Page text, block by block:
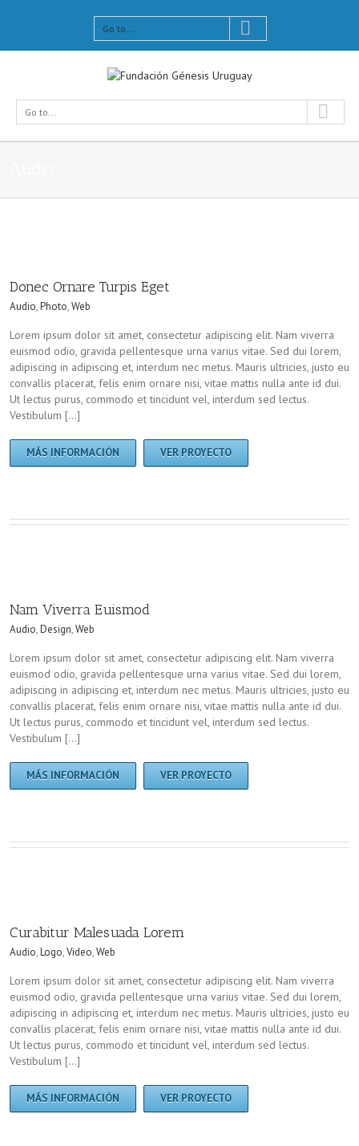
Go to...
Go to...
Donec Ornare Turpis Eget
Audio,Photo,Web
Lorem ipsum dolor sit amet, consectetur adipiscing elit. Nam viverra
euismod odio, gravida pellentesque urna varius vitae. Sed dui lorem,
adipiscing in adipiscing et, interdum nec metus. Mauris ultricies, justo eu
convallis placerat, felis enim ornare nisi, vitae mattis nulla ante id dui.
Ut lectus purus, commodo et tincidunt vel, interdum sed lectus.
Vestibulum […]
MÁS INFORMACIÓN VER PROYECTO
Nam Viverra Euismod
Audio,Design,Web
Lorem ipsum dolor sit amet, consectetur adipiscing elit. Nam viverra
euismod odio, gravida pellentesque urna varius vitae. Sed dui lorem,
adipiscing in adipiscing et, interdum nec metus. Mauris ultricies, justo eu
convallis placerat, felis enim ornare nisi, vitae mattis nulla ante id dui.
Ut lectus purus, commodo et tincidunt vel, interdum sed lectus.
Vestibulum […]
MÁS INFORMACIÓN VER PROYECTO
Curabitur Malesuada Lorem
Audio,Logo,Video,Web
Lorem ipsum dolor sit amet, consectetur adipiscing elit. Nam viverra
euismod odio, gravida pellentesque urna varius vitae. Sed dui lorem,
adipiscing in adipiscing et, interdum nec metus. Mauris ultricies, justo eu
convallis placerat, felis enim ornare nisi, vitae mattis nulla ante id dui.
Ut lectus purus, commodo et tincidunt vel, interdum sed lectus.
Vestibulum […]
MÁS INFORMACIÓN VER PROYECTO